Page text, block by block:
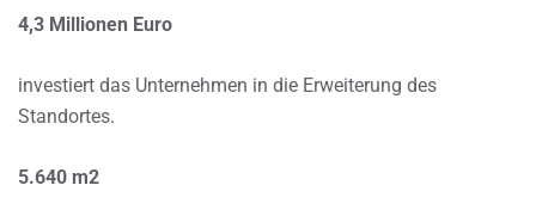
4,3 Millionen Euro
investiert das Unternehmen in die Erweiterung des
Standortes.
5.640 m2